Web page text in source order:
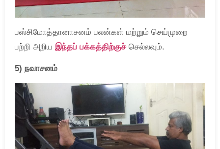
பஸ்சிமோத்தானாசனம் பலன்கள் மற்றும் செய்முறை
பற்றி அறிய இந்தப் பக்கத்திற்குச்செல்லவும்.
5) நவாசனம்